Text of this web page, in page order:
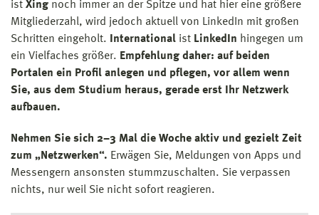
ist Xingnoch immer an der Spitze und hat hier eine größere
Mitgliederzahl, wird jedoch aktuell von LinkedIn mit großen
Schritten eingeholt. International ist LinkedIn hingegen um
ein Vielfaches größer. Empfehlung daher: auf beiden
Portalen ein Profil anlegen und pflegen, vor allem wenn
Sie, aus dem Studium heraus, gerade erst Ihr Netzwerk
aufbauen.
Nehmen Sie sich 2–3 Mal die Woche aktiv und gezielt Zeit
zum „Netzwerken“. Erwägen Sie, Meldungen von Apps und
Messengern ansonsten stummzuschalten. Sie verpassen
nichts, nur weil Sie nicht sofort reagieren.